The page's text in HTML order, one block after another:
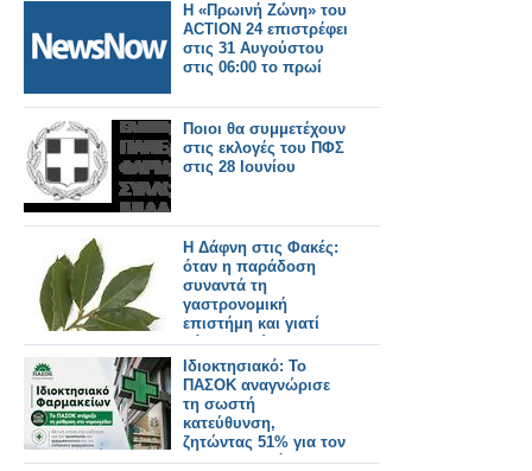
Η «Πρωινή Ζώνη» του
ACTION 24 επιστρέφει
στις 31 Αυγούστου
στις 06:00 το πρωί
Ποιοι θα συμμετέχουν
στις εκλογές του ΠΦΣ
στις 28 Ιουνίου
Η Δάφνη στις Φακές:
όταν η παράδοση
συναντά τη
γαστρονομική
επιστήμη και γιατί
βάζουμε φύλλα
δάφνης στις φακές!
Ιδιοκτησιακό: Το
ΠΑΣΟΚ αναγνώρισε
τη σωστή
κατεύθυνση,
ζητώντας 51% για τον
φαρμακοποιό